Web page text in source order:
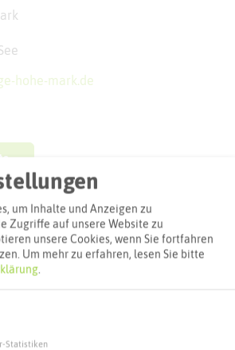
hohe-mark.de
zum Ziel:
finden
um Inhalte und Anzeigen zu
Zugriffe auf unsere Website zu
unsere Cookies, wenn Sie fortfahren
Um mehr zu erfahren, lesen Sie bitte
.
Statistiken